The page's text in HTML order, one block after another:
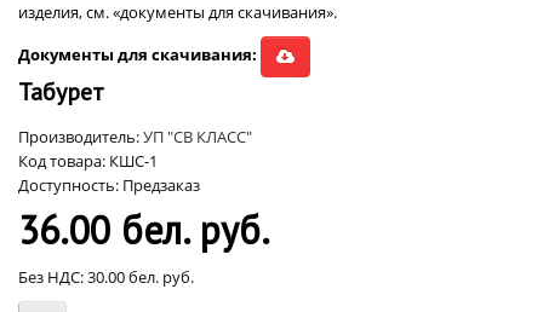
изделия, см. «документы для скачивания».
Документы для скачивания:
Табурет
Производитель:УП "СВ КЛАСС"
Код товара: КШС-1
Доступность: Предзаказ
36.00 бел. руб.
Без НДС: 30.00 бел. руб.